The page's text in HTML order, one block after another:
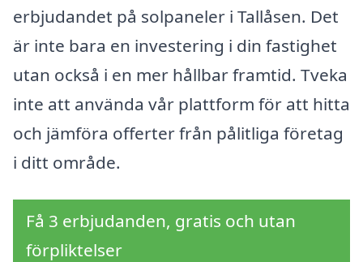
erbjudandet på solpaneler i Tallåsen. Det
är inte bara en investering i din fastighet
utan också i en mer hållbar framtid. Tveka
inte att använda vår plattform för att hitta
och jämföra offerter från pålitliga företag
i ditt område.
Få 3 erbjudanden, gratis och utan
förpliktelser